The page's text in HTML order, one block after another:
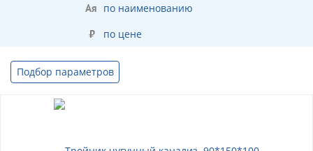
по наименованию
по цене
Подбор параметров